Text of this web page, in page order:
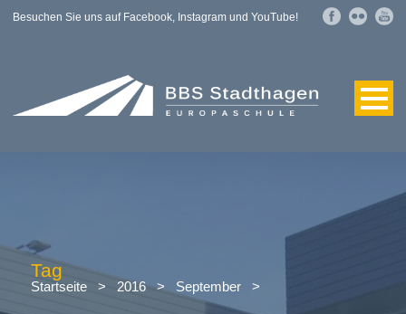
Besuchen Sie uns auf Facebook, Instagram und YouTube!
Tag
Startseite > 2016 > September >